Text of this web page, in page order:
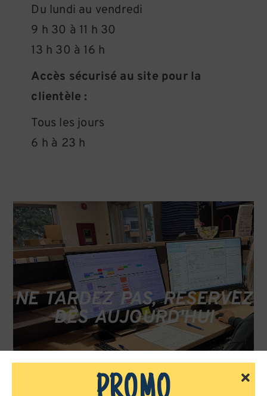
Du lundi au vendredi
9 h 30 à 11 h 30
13 h 30 à 16 h
Accès sécurisé au site pour la
clientèle :
Tous les jours
6 h à 23 h
NE TARDEZ PAS, RÉSERVEZ
DÈS AUJOURD'HUI